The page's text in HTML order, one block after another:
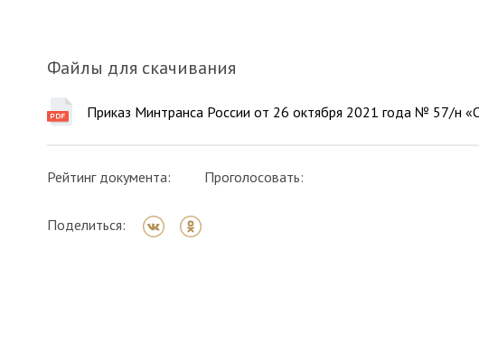
Файлы для скачивания
Приказ Минтранса России от 26 октября 2021 года № 57/н
Рейтинг документа: Проголосовать:
Поделиться: